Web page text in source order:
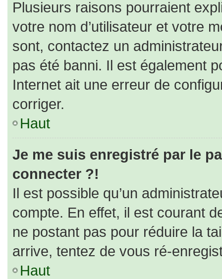
Plusieurs raisons pourraient
votre nom d’utilisateur et votre
sont, contactez un
pas été banni. Il est également
Internet ait une erreur de
corriger.
Haut
Je me suis enregistré par le
connecter ?!
Il est possible qu’un
compte. En effet, il est courant
ne postant pas pour réduire la
arrive, tentez de vous ré-
Haut